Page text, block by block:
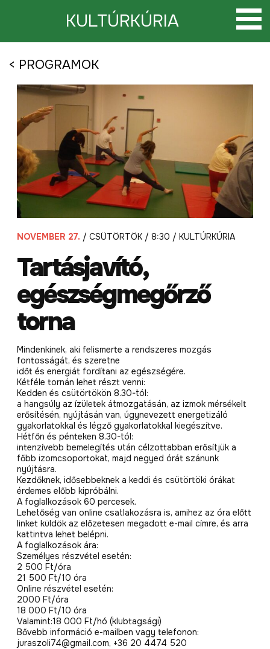
KULTÚRKÚRIA
< PROGRAMOK
NOVEMBER 27. / CSÜTÖRTÖK / 8:30 / KULTÚRKÚRIA
Tartásjavító,
egészségmegőrző
torna
Mindenkinek, aki felismerte a rendszeres mozgás
fontosságát, és szeretne
időt és energiát fordítani az egészségére.
Kétféle tornán lehet részt venni:
Kedden és csütörtökön 8.30-tól:
a hangsúly az ízületek átmozgatásán, az izmok mérsékelt
erősítésén, nyújtásán van, úgynevezett energetizáló
gyakorlatokkal és légző gyakorlatokkal kiegészítve.
Hétfőn és pénteken 8.30-tól:
intenzívebb bemelegítés után célzottabban erősítjük a
főbb izomcsoportokat, majd negyed órát szánunk
nyújtásra.
Kezdőknek, idősebbeknek a keddi és csütörtöki órákat
érdemes előbb kipróbálni.
A foglalkozások 60 percesek.
Lehetőség van online csatlakozásra is, amihez az óra előtt
linket küldök az előzetesen megadott e-mail címre, és arra
kattintva lehet belépni.
A foglalkozások ára:
Személyes részvétel esetén:
2 500 Ft/óra
21 500 Ft/10 óra
Online részvétel esetén:
2000 Ft/óra
18 000 Ft/10 óra
Valamint:18 000 Ft/hó (klubtagsági)
Bővebb információ e-mailben vagy telefonon:
juraszoli74@gmail.com, +36 20 4474 520